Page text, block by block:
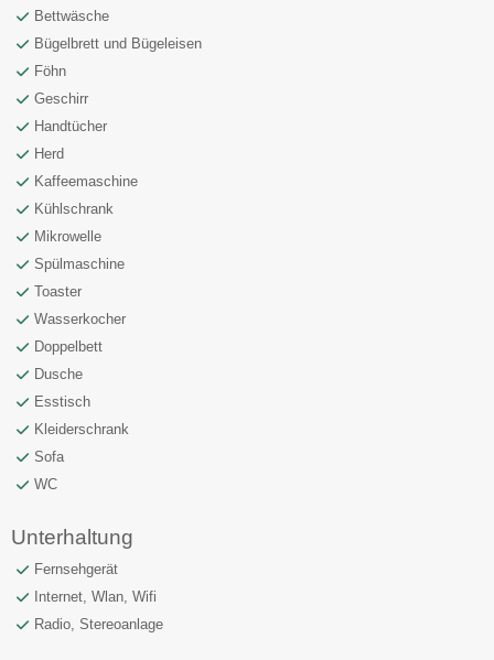
Bettwäsche
Bügelbrett und Bügeleisen
Föhn
Geschirr
Handtücher
Herd
Kaffeemaschine
Kühlschrank
Mikrowelle
Spülmaschine
Toaster
Wasserkocher
Doppelbett
Dusche
Esstisch
Kleiderschrank
Sofa
WC
Unterhaltung
Fernsehgerät
Internet, Wlan, Wifi
Radio, Stereoanlage